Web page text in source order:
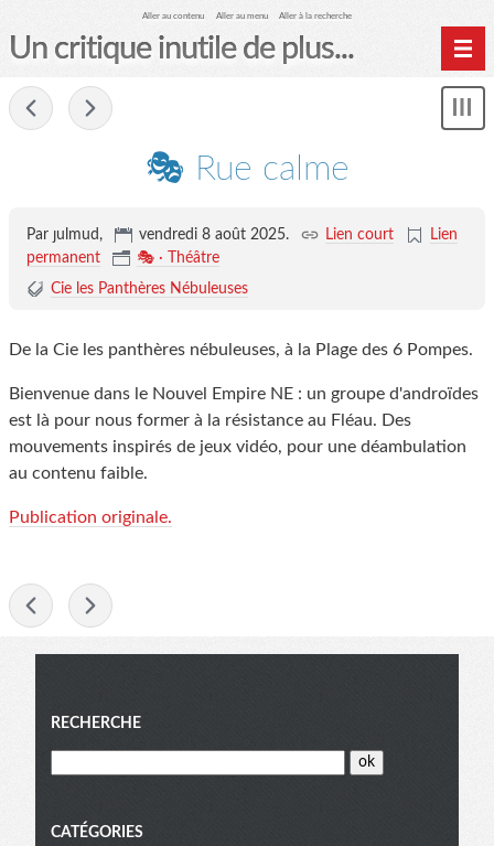
Aller au contenu Aller au menu Aller à la recherche
Un critique inutile de plus...
🎭 Rue calme
Par ȷulmud, vendredi 8 août 2025. Lien court
Lien
permanent
🎭 · Théâtre
Cie les Panthères Nébuleuses
De la Cie les panthères nébuleuses, à la Plage des 6 Pompes.
Bienvenue dans le Nouvel Empire NE : un groupe d'androïdes
est là pour nous former à la résistance au Fléau. Des
mouvements inspirés de jeux vidéo, pour une déambulation
au contenu faible.
Publication originale.
Menu
RECHERCHE
CATÉGORIES